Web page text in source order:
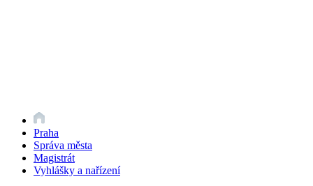
Praha
Správa města
Magistrát
Vyhlášky a nařízení